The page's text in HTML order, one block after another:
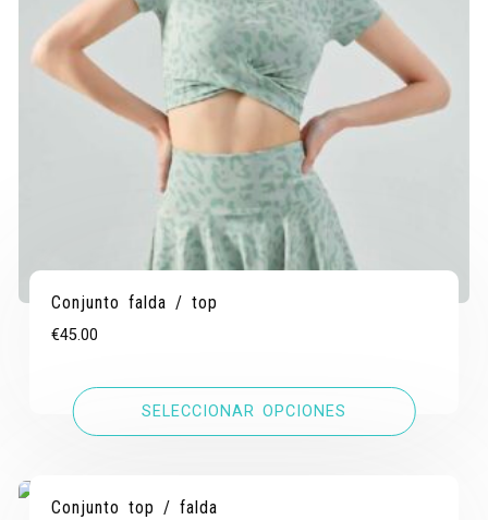
Conjunto falda / top
€45.00
SELECCIONAR OPCIONES
Conjunto top / falda